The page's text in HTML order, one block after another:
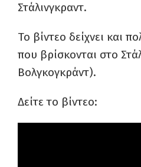
Στάλινγκραντ.
Το βίντεο δείχνει και
που βρίσκονται στο
Βολγκογκράντ).
Δείτε το βίντεο: